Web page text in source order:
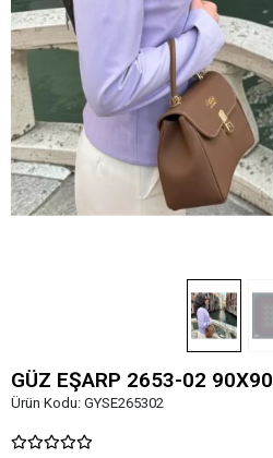
GÜZ EŞARP 2653-02 90X90
Ürün Kodu: GYSE265302